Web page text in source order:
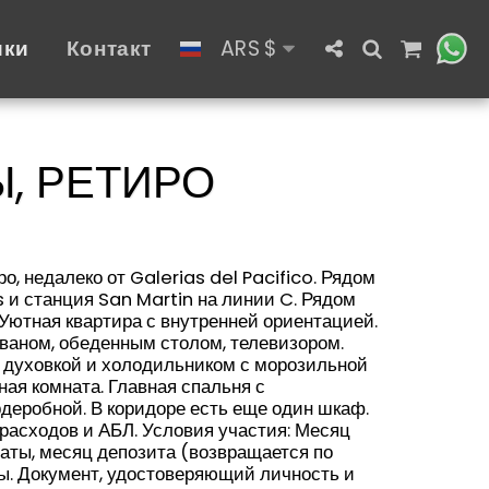
Контакт ARS $
РЕТИРО
недалеко от Galerias del Pacifico. Рядом
и станция San Martin на линии C. Рядом
квартира с внутренней ориентацией.
обеденным столом, телевизором.
и холодильником с морозильной
комната. Главная спальня с
В коридоре есть еще один шкаф.
и АБЛ. Условия участия: Месяц
месяц депозита (возвращается по
Документ, удостоверяющий личность и